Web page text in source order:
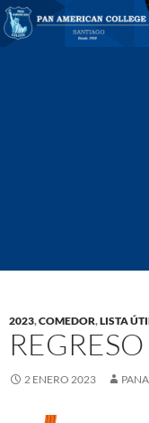
2023,COMEDOR,LISTA
2 ENERO 2023